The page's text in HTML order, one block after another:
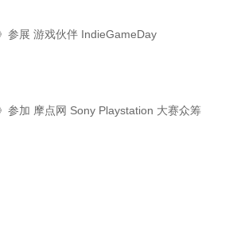
参展 游戏伙伴 IndieGameDay
参加 摩点网 Sony Playstation 大赛众筹